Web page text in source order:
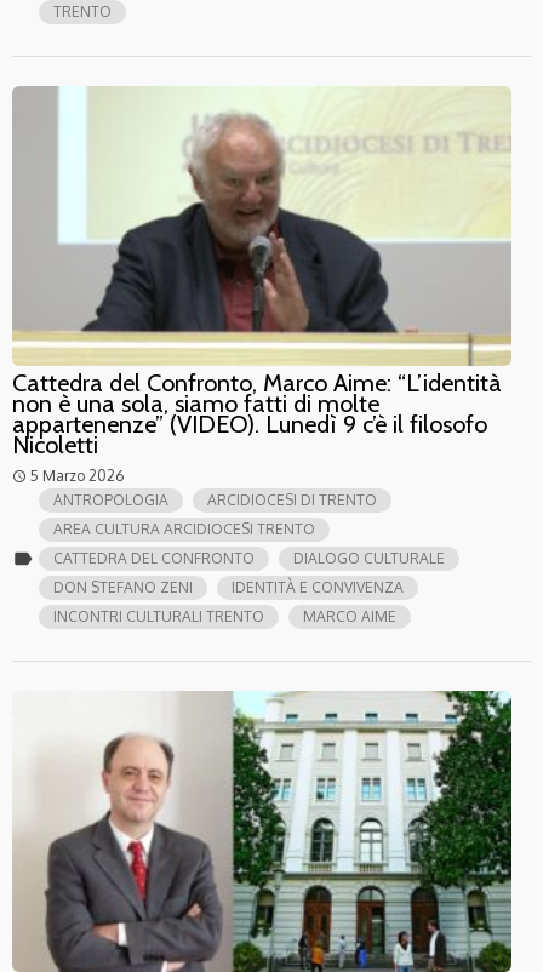
TRENTO
Cattedra del Confronto, Marco Aime: “L’identità
non è una sola, siamo fatti di molte
appartenenze” (VIDEO). Lunedì 9 c’è il filosofo
Nicoletti
access_time 5 Marzo 2026
label
ANTROPOLOGIA
ARCIDIOCESI DI TRENTO
AREA CULTURA ARCIDIOCESI TRENTO
CATTEDRA DEL CONFRONTO
DIALOGO CULTURALE
DON STEFANO ZENI
IDENTITÀ E CONVIVENZA
INCONTRI CULTURALI TRENTO
MARCO AIME